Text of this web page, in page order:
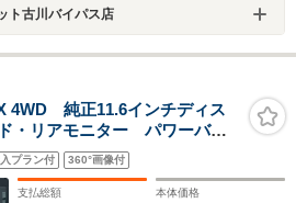
ト古川バイパス店
4WD 純正11.6インチディス
・リアモニター パワーバッ
ィブクルーズコントロー
ド パワーシート シートヒ
プラン付 360°画像付
支払総額 本体価格